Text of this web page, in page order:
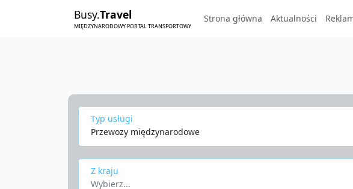
Busy.Travel
MIĘDZYNARODOWY PORTAL TRANSPORTOWY
Strona główna Aktualności
Typ usługi
Przewozy międzynarodowe
Z kraju
Wybierz...